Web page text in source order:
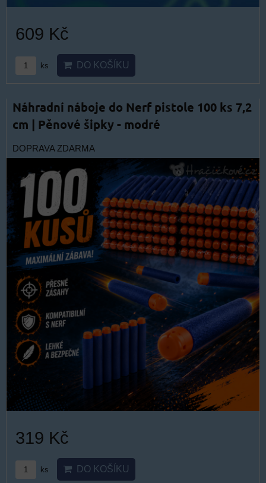
609 Kč
ks DO KOŠÍKU
Náhradní náboje do Nerf pistole 100 ks 7,2
cm | Pěnové šipky - modré
DOPRAVA ZDARMA
319 Kč
ks DO KOŠÍKU